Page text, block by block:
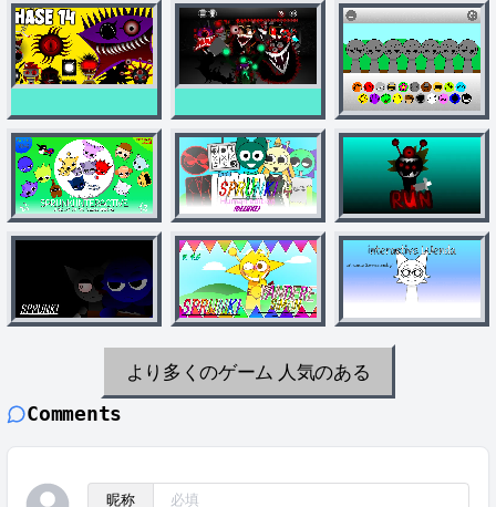
より多くのゲーム 人気のある
Comments
昵称